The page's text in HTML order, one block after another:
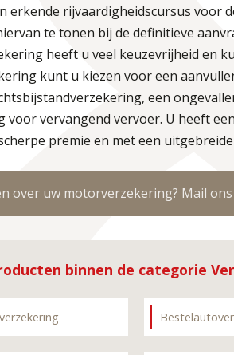
erkende rijvaardigheidscursus voor
te tonen bij de definitieve
heeft u veel keuzevrijheid en
kunt u kiezen voor een
een
voor vervangend vervoer. U heeft
premie en met een
over uw motorverzekering? Mail
binnen de categorie